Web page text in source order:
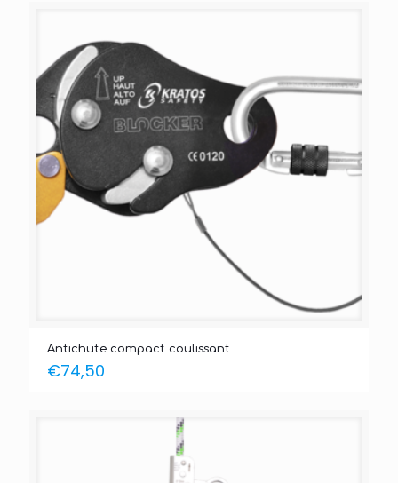
Antichute compact coulissant
€74,50